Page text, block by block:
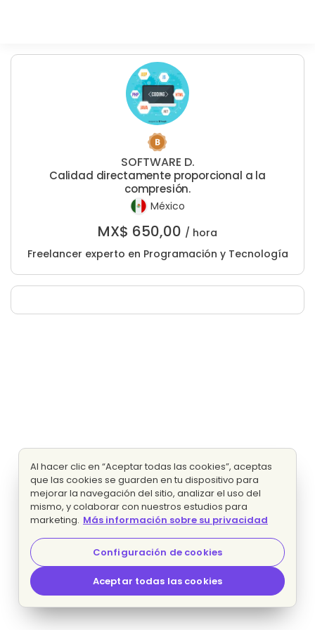
SOFTWARE D.
Calidad directamente proporcional a la
compresión.
México
MX$ 650,00 / hora
Freelancer experto en Programación y Tecnología
Al hacer clic en “Aceptar todas las cookies”, aceptas
que las cookies se guarden en tu dispositivo para
mejorar la navegación del sitio, analizar el uso del
mismo, y colaborar con nuestros estudios para
marketing. Más información sobre su privacidad
Configuración de cookies
Aceptar todas las cookies